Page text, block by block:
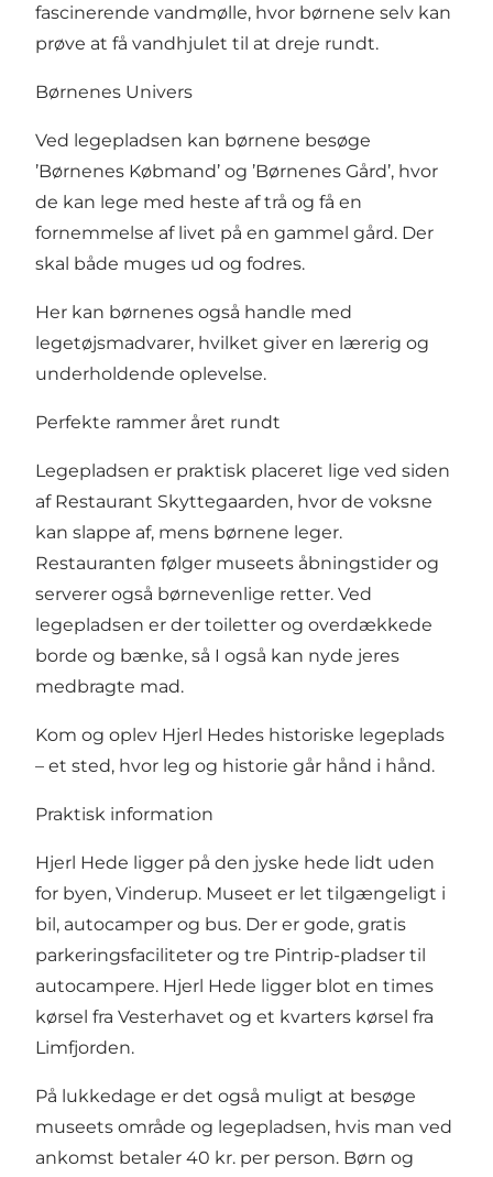
fascinerende vandmølle, hvor børnene selv kan
prøve at få vandhjulet til at dreje rundt.
Børnenes Univers
Ved legepladsen kan børnene besøge
’Børnenes Købmand’ og ’Børnenes Gård’, hvor
de kan lege med heste af trå og få en
fornemmelse af livet på en gammel gård. Der
skal både muges ud og fodres.
Her kan børnenes også handle med
legetøjsmadvarer, hvilket giver en lærerig og
underholdende oplevelse.
Perfekte rammer året rundt
Legepladsen er praktisk placeret lige ved siden
af Restaurant Skyttegaarden, hvor de voksne
kan slappe af, mens børnene leger.
Restauranten følger museets åbningstider og
serverer også børnevenlige retter. Ved
legepladsen er der toiletter og overdækkede
borde og bænke, så I også kan nyde jeres
medbragte mad.
Kom og oplev Hjerl Hedes historiske legeplads
– et sted, hvor leg og historie går hånd i hånd.
Praktisk information
Hjerl Hede ligger på den jyske hede lidt uden
for byen, Vinderup. Museet er let tilgængeligt i
bil, autocamper og bus. Der er gode, gratis
parkeringsfaciliteter og tre Pintrip-pladser til
autocampere. Hjerl Hede ligger blot en times
kørsel fra Vesterhavet og et kvarters kørsel fra
Limfjorden.
På lukkedage er det også muligt at besøge
museets område og legepladsen, hvis man ved
ankomst betaler 40 kr. per person. Børn og